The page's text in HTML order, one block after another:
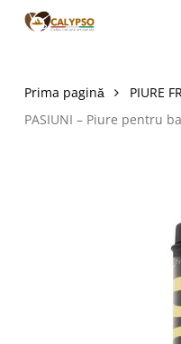
Prima pagină PIURE
PASIUNI – Piure pentru